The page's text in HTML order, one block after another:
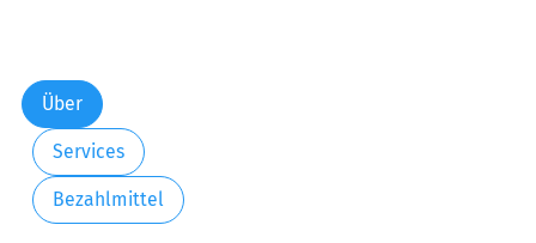
Über
Services
Bezahlmittel